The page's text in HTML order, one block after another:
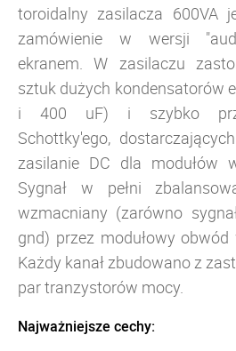
toroidalny zasilacza 600VA
zamówienie w wersji
ekranem. W zasilaczu
sztuk dużych kondensatorów
i 400 uF) i szybko
Schottky'ego,
zasilanie DC dla modułów
Sygnał w pełni
wzmacniany (zarówno
gnd) przez modułowy
Każdy kanał zbudowano z
par tranzystorów mocy.
Najważniejsze cechy: